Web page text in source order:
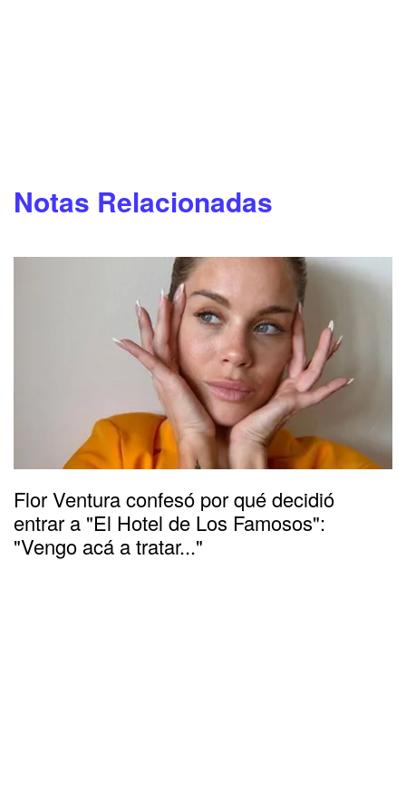
Notas Relacionadas
Flor Ventura confesó por qué decidió
entrar a "El Hotel de Los Famosos":
"Vengo acá a tratar..."